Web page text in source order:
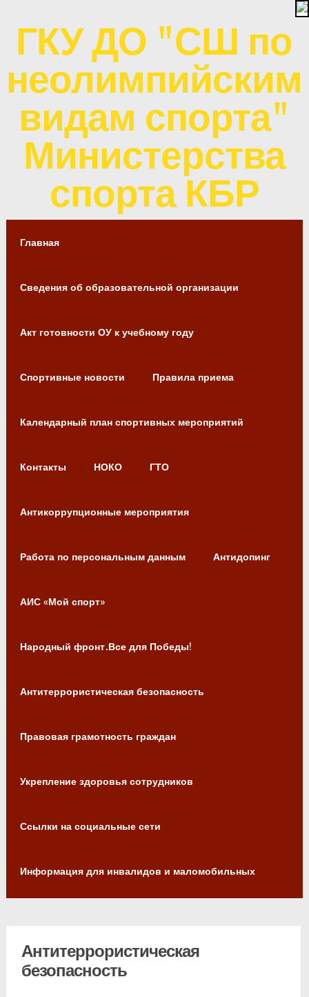
ГКУ ДО "СШ по
неолимпийским
видам спорта"
Министерства
спорта КБР
Главная
Сведения об образовательной организации
Акт готовности ОУ к учебному году
Спортивные новости Правила приема
Календарный план спортивных мероприятий
Контакты НОКО ГТО
Антикоррупционные мероприятия
Работа по персональным данным Антидопинг
АИС «Мой спорт»
Народный фронт.Все для Победы!
Антитеррористическая безопасность
Правовая грамотность граждан
Укрепление здоровья сотрудников
Ссылки на социальные сети
Информация для инвалидов и маломобильных
граждан
Антитеррористическая
безопасность